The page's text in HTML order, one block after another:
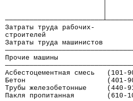
│
│
Затраты труда рабочих-
строителей
Затраты труда
Прочие машины
Асбестоцементная смесь
Бетон                    (401-
Трубы железобетонные
Пакля пропитанная